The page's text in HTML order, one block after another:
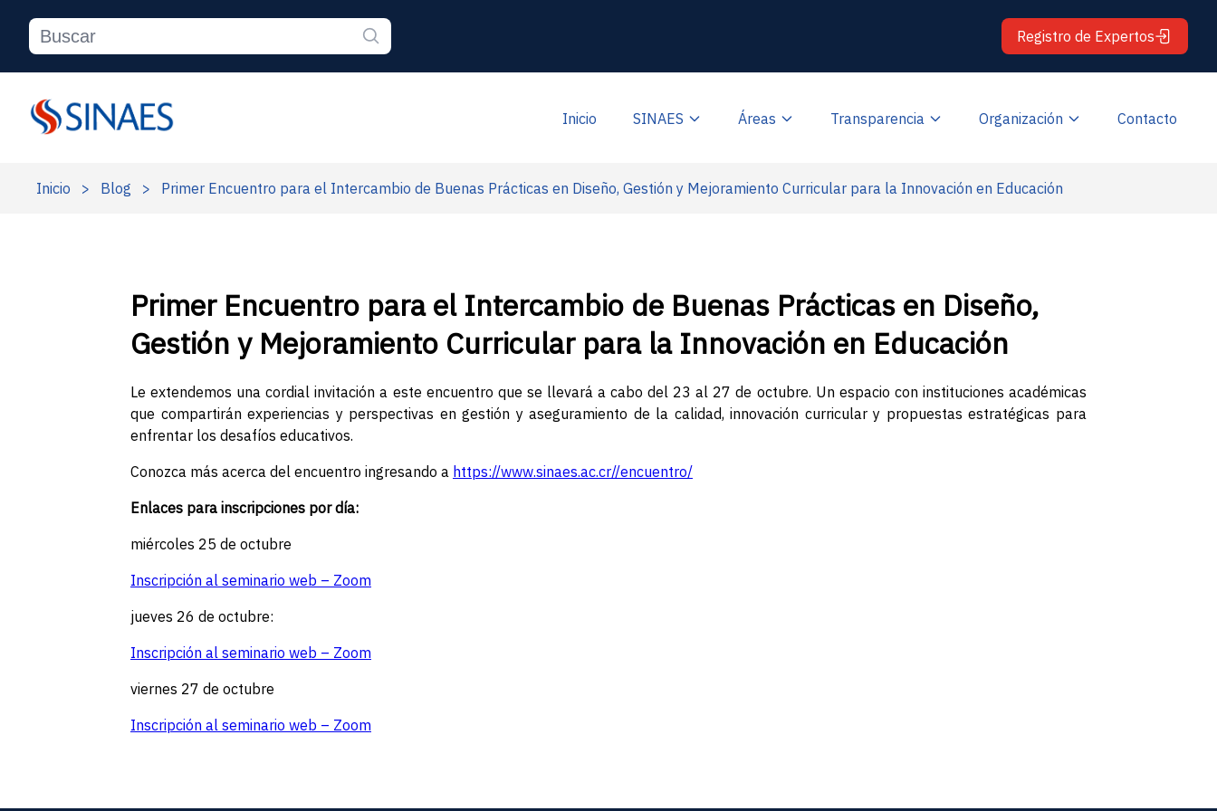
Registro de Expertos
Inicio SINAES Áreas Transparencia Organización Contacto
Inicio > Blog > Primer Encuentro para el Intercambio de Buenas Prácticas en Diseño, Gestión y Mejoramiento Curricular para la Innovación en Educación
Primer Encuentro para el Intercambio de Buenas Prácticas en Diseño,
Gestión y Mejoramiento Curricular para la Innovación en Educación
Le extendemos una cordial invitación a este encuentro que se llevará a cabo del 23 al 27 de octubre. Un espacio con instituciones académicas
que compartirán experiencias y perspectivas en gestión y aseguramiento de la calidad, innovación curricular y propuestas estratégicas para
enfrentar los desafíos educativos.
Conozca más acerca del encuentro ingresando a https://www.sinaes.ac.cr//encuentro/
Enlaces para inscripciones por día:
miércoles 25 de octubre
Inscripción al seminario web – Zoom
jueves 26 de octubre:
Inscripción al seminario web – Zoom
viernes 27 de octubre
Inscripción al seminario web – Zoom